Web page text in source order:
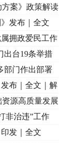
方案》政策解读
》发布｜全文
拥政爱民工作
出台19条举措
部门作出部署
发布｜全文｜解
源高质量发展
非治违”工作
印发｜全文